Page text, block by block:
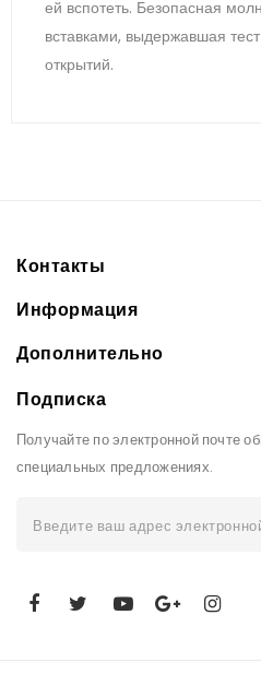
ей вспотеть. Безопасная
вставками, выдержавшая
открытий.
Контакты
Информация
Дополнительно
Подписка
Получайте по электронной почте
специальных предложениях.